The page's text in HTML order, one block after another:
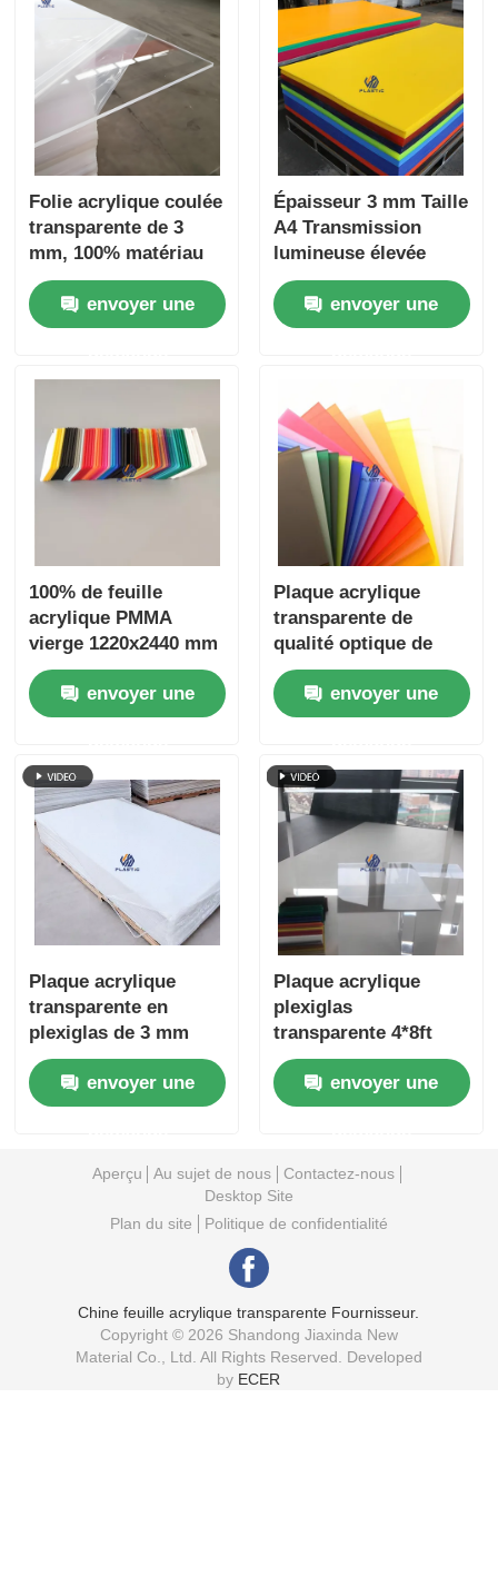
Folie acrylique coulée
transparente de 3
mm, 100% matériau
vierge
envoyer une
Épaisseur 3 mm Taille
A4 Transmission
lumineuse élevée
Plaque acrylique
transparente Panneau
PMMA pour affichage
envoyer une
100% de feuille
acrylique PMMA
vierge 1220x2440 mm
pour des
performances de
découpe laser
envoyer une
Plaque acrylique
transparente de
qualité optique de
600x400 mm avec
fabrication de
cellules coulées pour
envoyer une
Plaque acrylique
transparente en
plexiglas de 3 mm
envoyer une
Plaque acrylique
plexiglas
transparente 4*8ft
1250*2450mm plaque
acrylique
transparente
envoyer une
Aperçu Au sujet de nous
Contactez-nous
Desktop Site
Plan du site
Politique de confidentialité
Chine feuille acrylique transparente Fournisseur.
Copyright © 2026 Shandong Jiaxinda New
Material Co., Ltd. All Rights Reserved. Developed
by ECER